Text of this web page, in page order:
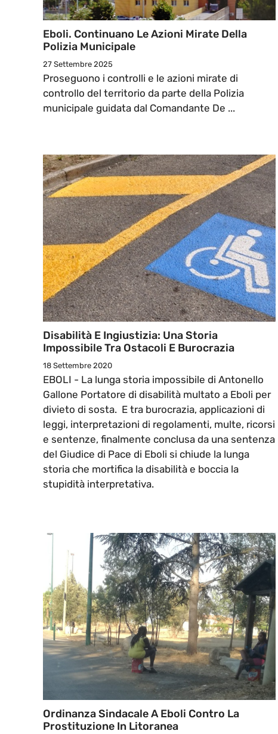
Eboli. Continuano Le Azioni Mirate Della
Polizia Municipale
27 Settembre 2025
Proseguono i controlli e le azioni mirate di
controllo del territorio da parte della Polizia
municipale guidata dal Comandante De ...
Disabilità E Ingiustizia: Una Storia
Impossibile Tra Ostacoli E Burocrazia
18 Settembre 2020
EBOLI - La lunga storia impossibile di Antonello
Gallone Portatore di disabilità multato a Eboli per
divieto di sosta. E tra burocrazia, applicazioni di
leggi, interpretazioni di regolamenti, multe, ricorsi
e sentenze, finalmente conclusa da una sentenza
del Giudice di Pace di Eboli si chiude la lunga
storia che mortifica la disabilità e boccia la
stupidità interpretativa.
Ordinanza Sindacale A Eboli Contro La
Prostituzione In Litoranea